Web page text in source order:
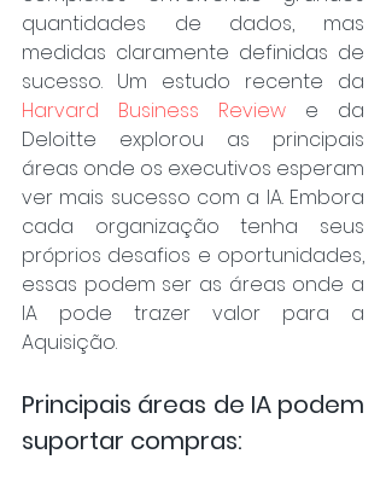
quantidades de dados, mas
medidas claramente definidas de
Harvard Business Review e da
Deloitte explorou as principais
áreas onde os executivos esperam
ver mais sucesso com a IA. Embora
cada organização tenha seus
próprios desafios e oportunidades,
essas podem ser as áreas onde a
IA pode trazer valor para a
Aquisição.
Principais áreas de IA podem
suportar compras: